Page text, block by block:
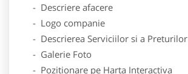
- Descriere afacere
- Logo companie
- Descrierea Serviciilor si a Preturilor
- Galerie Foto
- Pozitionare pe Harta Interactiva